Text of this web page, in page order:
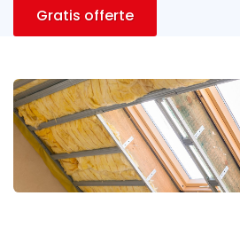
Gratis offerte